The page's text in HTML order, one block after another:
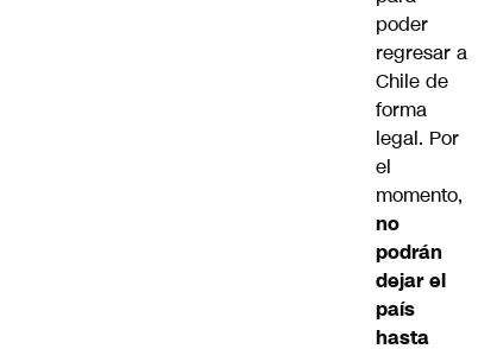
poder
regresar a
Chile de
forma
legal. Por
el
momento,
no
podrán
dejar el
país
hasta